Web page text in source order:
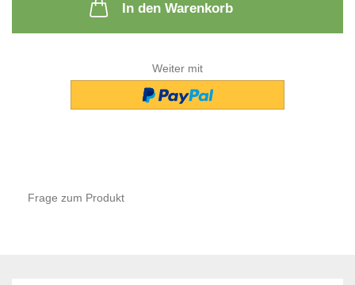
In den Warenkorb
Weiter mit
Frage zum Produkt